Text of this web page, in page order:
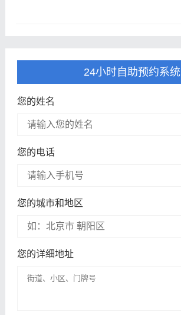
24小时自助预约系统
您的姓名
您的电话
您的城市和地区
您的详细地址